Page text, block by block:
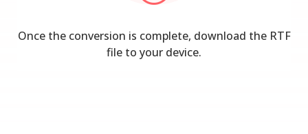
Once the conversion is complete, download the RTF
file to your device.